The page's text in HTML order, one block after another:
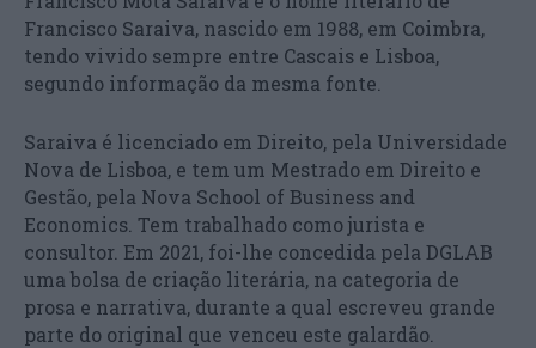
Francisco Saraiva, nascido em 1988, em Coimbra,
tendo vivido sempre entre Cascais e Lisboa,
segundo informação da mesma fonte.
Saraiva é licenciado em Direito, pela Universidade
Nova de Lisboa, e tem um Mestrado em Direito e
Gestão, pela Nova School of Business and
Economics. Tem trabalhado como jurista e
consultor. Em 2021, foi-lhe concedida pela DGLAB
uma bolsa de criação literária, na categoria de
prosa e narrativa, durante a qual escreveu grande
parte do original que venceu este galardão.